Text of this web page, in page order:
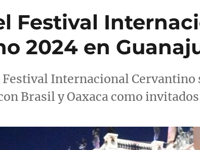
Festival
2024 en
Internacional Cervantino
Brasil y Oaxaca como